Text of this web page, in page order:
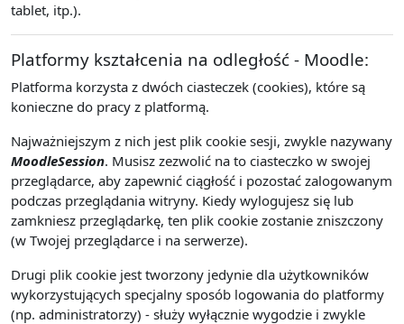
tablet, itp.).
Platformy kształcenia na odległość - Moodle:
Platforma korzysta z dwóch ciasteczek (cookies), które są
konieczne do pracy z platformą.
Najważniejszym z nich jest plik cookie sesji, zwykle nazywany
MoodleSession. Musisz zezwolić na to ciasteczko w swojej
przeglądarce, aby zapewnić ciągłość i pozostać zalogowanym
podczas przeglądania witryny. Kiedy wylogujesz się lub
zamkniesz przeglądarkę, ten plik cookie zostanie zniszczony
(w Twojej przeglądarce i na serwerze).
Drugi plik cookie jest tworzony jedynie dla użytkowników
wykorzystujących specjalny sposób logowania do platformy
(np. administratorzy) - służy wyłącznie wygodzie i zwykle